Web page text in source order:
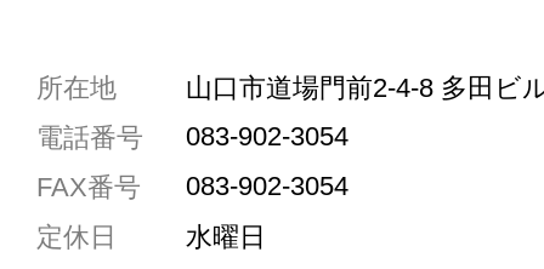
共通駐車券加盟店
共用トイレ
所在地
山口市道場門前2-4-8 多田ビ
電話番号
083-902-3054
FAX番号
083-902-3054
定休日
水曜日